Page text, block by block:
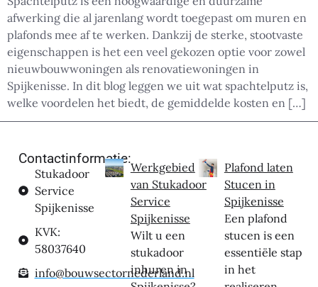
afwerking die al jarenlang wordt toegepast om muren en
plafonds mee af te werken. Dankzij de sterke, stootvaste
eigenschappen is het een veel gekozen optie voor zowel
nieuwbouwwoningen als renovatiewoningen in
Spijkenisse. In dit blog leggen we uit wat spachtelputz is,
welke voordelen het biedt, de gemiddelde kosten en […]
Contactinformatie:
Stukadoor
Service
Spijkenisse
KVK:
58037640
info@bouwsectornederland.nl
Werkgebied
van Stukadoor
Service
Spijkenisse
Wilt u een
stukadoor
inhuren in
Plafond laten
Stucen in
Spijkenisse
Een plafond
stucen is een
essentiële stap
in het